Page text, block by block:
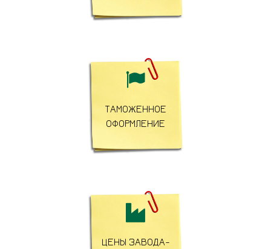

ТАМОЖЕННОЕ
ОФОРМЛЕНИЕ

ЦЕНЫ ЗАВОДА-